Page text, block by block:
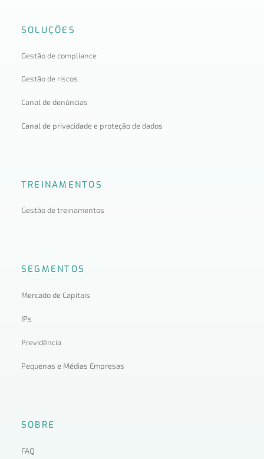
SOLUÇÕES
Gestão de compliance
Gestão de riscos
Canal de denúncias
Canal de privacidade e proteção de dados
TREINAMENTOS
Gestão de treinamentos
SEGMENTOS
Mercado de Capitais
IPs
Previdência
Pequenas e Médias Empresas
SOBRE
FAQ